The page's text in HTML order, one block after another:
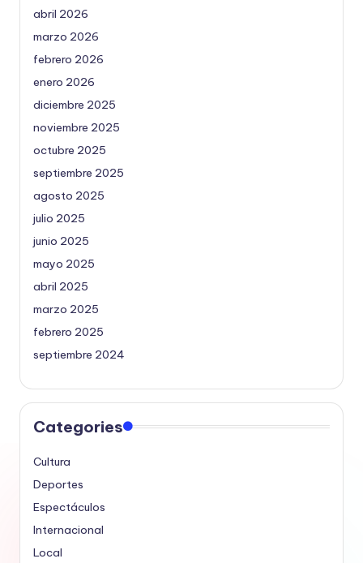
abril 2026
marzo 2026
febrero 2026
enero 2026
diciembre 2025
noviembre 2025
octubre 2025
septiembre 2025
agosto 2025
julio 2025
junio 2025
mayo 2025
abril 2025
marzo 2025
febrero 2025
septiembre 2024
Categories
Cultura
Deportes
Espectáculos
Internacional
Local